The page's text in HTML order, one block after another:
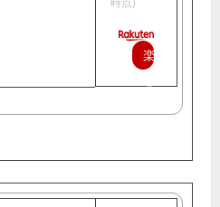
楽
天
で